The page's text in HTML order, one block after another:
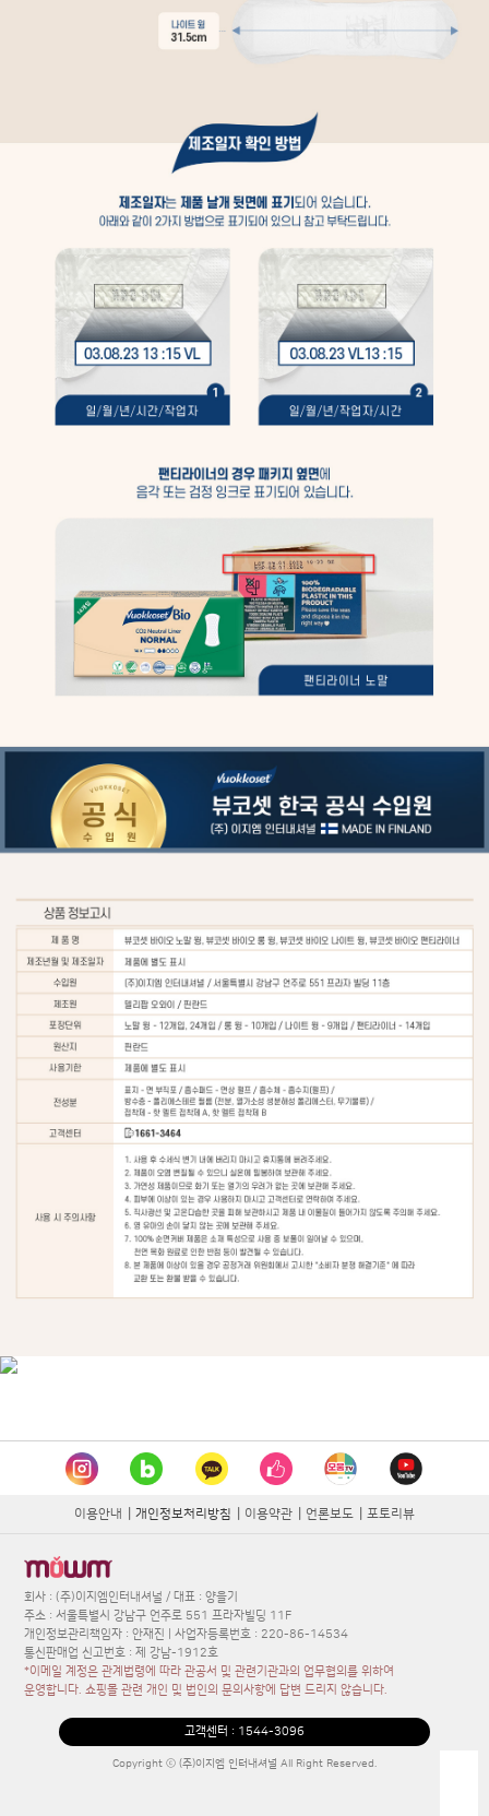
이용안내 개인정보처리방침 이용약관 언론보도 포토리뷰
회사 : (주)이지엠인터내셔널 / 대표 : 양을기
주소 : 서울특별시 강남구 언주로 551 프라자빌딩 11F
개인정보관리책임자 : 안재진 | 사업자등록번호 : 220-86-14534
통신판매업 신고번호 : 제 강남-1912호
*이메일 계정은 관계법령에 따라 관공서 및 관련기관과의 업무협의를 위하여
운영합니다. 쇼핑몰 관련 개인 및 법인의 문의사항에 답변 드리지 않습니다.
고객센터 : 1544-3096
Copyright ⓒ (주)이지엠 인터내셔널 All Right Reserved.